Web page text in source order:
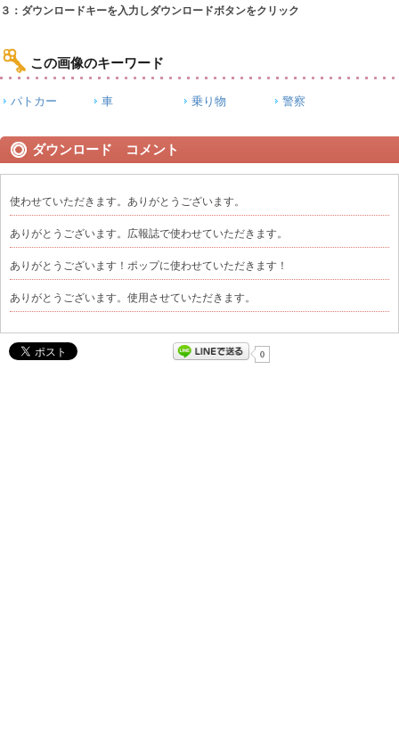
３：ダウンロードキーを入力しダウンロードボタンをクリック
この画像のキーワード
パトカー 車 乗り物 警察
ダウンロード コメント
使わせていただきます。ありがとうございます。
ありがとうございます。広報誌で使わせていただきます。
ありがとうございます！ポップに使わせていただきます！
ありがとうございます。使用させていただきます。
0